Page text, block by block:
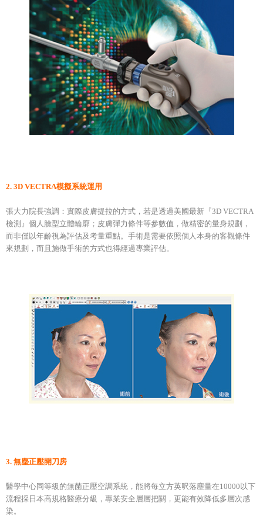
2. 3D VECTRA模擬系統運用
張大力院長強調：實際皮膚提拉的方式，若是透過美國最新『3D VECTRA
檢測』個人臉型立體輪廓；皮膚彈力條件等參數值，做精密的量身規劃，
而非僅以年齡視為評估及考量重點。手術是需要依照個人本身的客觀條件
來規劃，而且施做手術的方式也得經過專業評估。
3. 無塵正壓開刀房
醫學中心同等級的無菌正壓空調系統，能將每立方英呎落塵量在10000以下
流程採日本高規格醫療分級，專業安全層層把關，更能有效降低多層次感
染。